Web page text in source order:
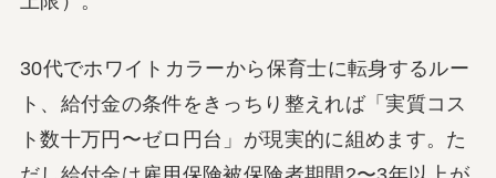
30代でホワイトカラーから保育士に転身するルー
ト、給付金の条件をきっちり整えれば「実質コス
ト数十万円〜ゼロ円台」が現実的に組めます。た